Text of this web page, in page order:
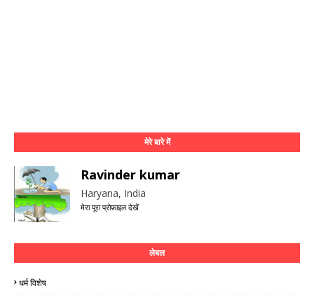
मेरे बारे में
Ravinder kumar
Haryana, India
मेरा पूरा प्रोफ़ाइल देखें
लेबल
धर्म विशेष